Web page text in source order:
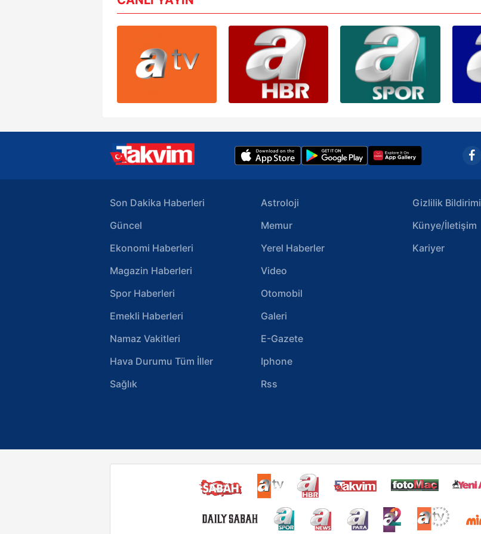
Son Dakika Haberleri
Güncel
Ekonomi Haberleri
Magazin Haberleri
Spor Haberleri
Emekli Haberleri
Namaz Vakitleri
Hava Durumu Tüm İller
Sağlık
Astroloji
Memur
Yerel Haberler
Video
Otomobil
Galeri
E-Gazete
Iphone
Rss
Gizlilik Bildirimi
Künye/İletişim
Kariyer